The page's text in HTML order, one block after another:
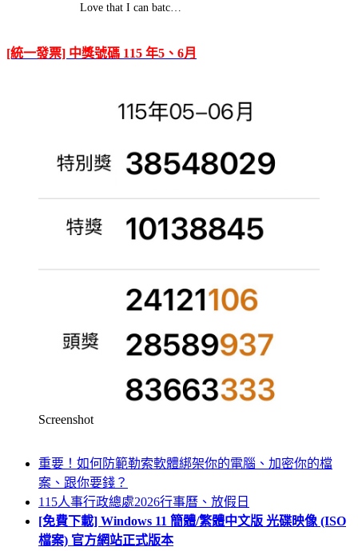
Love that I can batc…
[統一發票] 中獎號碼 115 年5、6月
Screenshot
重要！如何防範勒索軟體綁架你的電腦、加密你的檔
案、跟你要錢？
115人事行政總處2026行事曆、放假日
[免費下載] Windows 11 簡體/繁體中文版 光碟映像 (ISO
檔案) 官方網站正式版本